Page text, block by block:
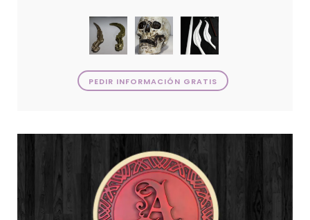
PEDIR INFORMACIÓN GRATIS